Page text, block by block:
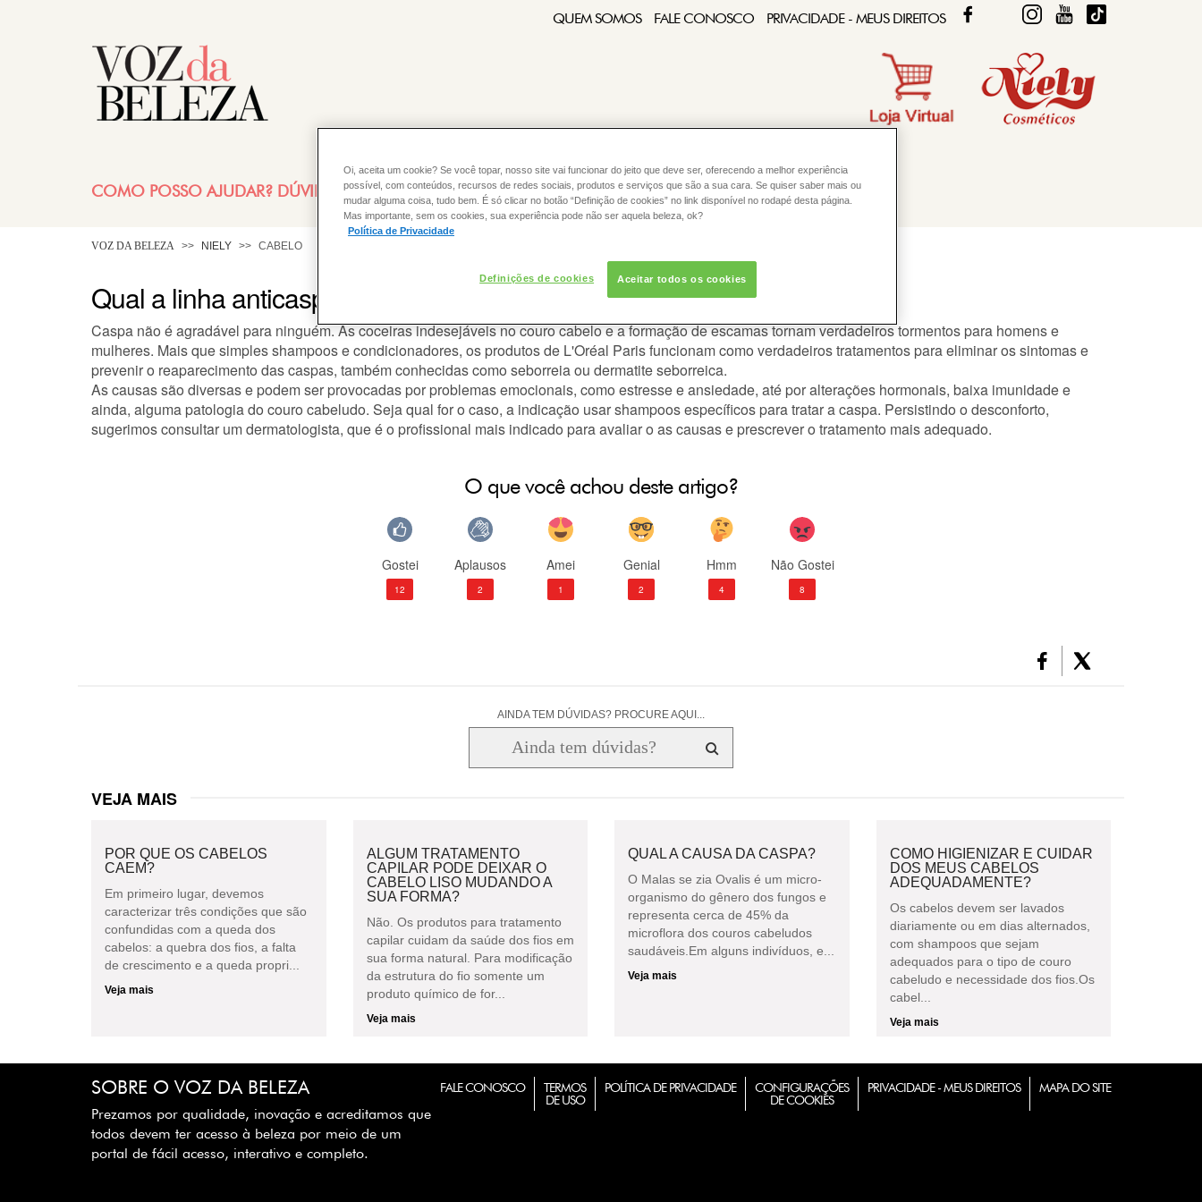
QUEM SOMOS FALE CONOSCO PRIVACIDADE - MEUS DIREITOS FACEBOOK
TWITTERFIQUE DIVAFIQUE DIVA
COMO POSSO AJUDAR? DÚVIDAS SOBRE: COLORAÇÃO CABELO
VOZ DA BELEZA NIELY CABELO
Qual a linha anticaspa mais indicada para o meu cabelo?
Caspa não é agradável para ninguém. As coceiras indesejáveis no couro cabelo e a formação de escamas tornam verdadeiros tormentos para homens e
mulheres. Mais que simples shampoos e condicionadores, os produtos de L'Oréal Paris funcionam como verdadeiros tratamentos para eliminar os sintomas e
prevenir o reaparecimento das caspas, também conhecidas como seborreia ou dermatite seborreica.
As causas são diversas e podem ser provocadas por problemas emocionais, como estresse e ansiedade, até por alterações hormonais, baixa imunidade e
ainda, alguma patologia do couro cabeludo. Seja qual for o caso, a indicação usarshampoos específicos para tratara caspa. Persistindo o desconforto,
sugerimos consultar um dermatologista, que é o profissional mais indicado para avaliar o as causas e prescrever o tratamento mais adequado.
O que você achou deste artigo?
Gostei
12
Aplausos
2
Amei
1
Genial
2
Hmm
4
Não Gostei
8
AINDA TEM DÚVIDAS? PROCURE AQUI...
VEJA MAIS
POR QUE OS CABELOS
CAEM?
Em primeiro lugar, devemos
caracterizar três condições que são
confundidas com a queda dos
cabelos: a quebra dos fios, a falta
de crescimento e a queda propri...
Veja mais
ALGUM TRATAMENTO
CAPILAR PODE DEIXAR O
CABELO LISO MUDANDO A
SUA FORMA?
Não. Os produtos para tratamento
capilar cuidam da saúde dos fios em
sua forma natural. Para modificação
da estrutura do fio somente um
produto químico de for...
Veja mais
QUAL A CAUSA DA CASPA?
O Malas se zia Ovalis é um micro-
organismo do gênero dos fungos e
representa cerca de 45% da
microflora dos couros cabeludos
saudáveis.Em alguns indivíduos, e...
Veja mais
COMO HIGIENIZAR E CUIDAR
DOS MEUS CABELOS
ADEQUADAMENTE?
Os cabelos devem ser lavados
diariamente ou em dias alternados,
com shampoos que sejam
adequados para o tipo de couro
cabeludo e necessidade dos fios.Os
cabel...
Veja mais
SOBRE O VOZ DA BELEZA
Prezamos por qualidade, inovação e acreditamos que
todos devem ter acesso à beleza por meio de um
portal de fácil acesso, interativo e completo.
FALE CONOSCO
TERMOS
DE USO
POLÍTICA DE PRIVACIDADE
CONFIGURAÇÕES
DE COOKIES
PRIVACIDADE - MEUS DIREITOS MAPA DO SITE
Oi, aceita um cookie? Se você topar, nosso site vai funcionar do jeito que deve ser, oferecendo a melhor experiência
possível, com conteúdos, recursos de redes sociais, produtos e serviços que são a sua cara. Se quiser saber mais ou
mudar alguma coisa, tudo bem. É só clicar no botão “Definição de cookies” no link disponível no rodapé desta página.
Mas importante, sem os cookies, sua experiência pode não ser aquela beleza, ok?
Política de Privacidade
Definições de cookies Aceitar todos os cookies